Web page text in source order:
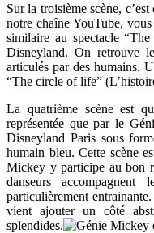
Sur la troisième scène,
notre chaîne YouTube,
similaire au spectacle
Disneyland. On retrouve
articulés par des humains.
“The circle of life”
La quatrième scène est
représentée que par le
Disneyland Paris sous
humain bleu. Cette scène
Mickey y participe au bon
danseurs
particulièrement
vient ajouter un côté
splendides.